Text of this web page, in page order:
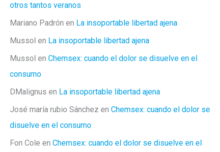
otros tantos veranos
Mariano Padrón en La insoportable libertad ajena
Mussol en La insoportable libertad ajena
Mussol en Chemsex: cuando el dolor se disuelve en el
consumo
DMalignus en La insoportable libertad ajena
José maría rubio Sánchez en Chemsex: cuando el dolor se
disuelve en el consumo
Fon Cole en Chemsex: cuando el dolor se disuelve en el